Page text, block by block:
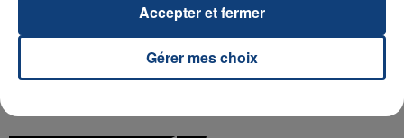
UNE ADOLESCENTE DEVANT SE FAIRE
OPÉRER DE LA CHEVILLE RESSORT DE LA...
reconnu sa responsabilité et présenté ses
Gérer mes choix
Accepter et fermer